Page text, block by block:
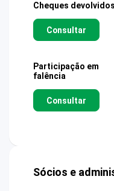
Cheques devolvidos
Consultar
Participação em
falência
Consultar
Sócios e